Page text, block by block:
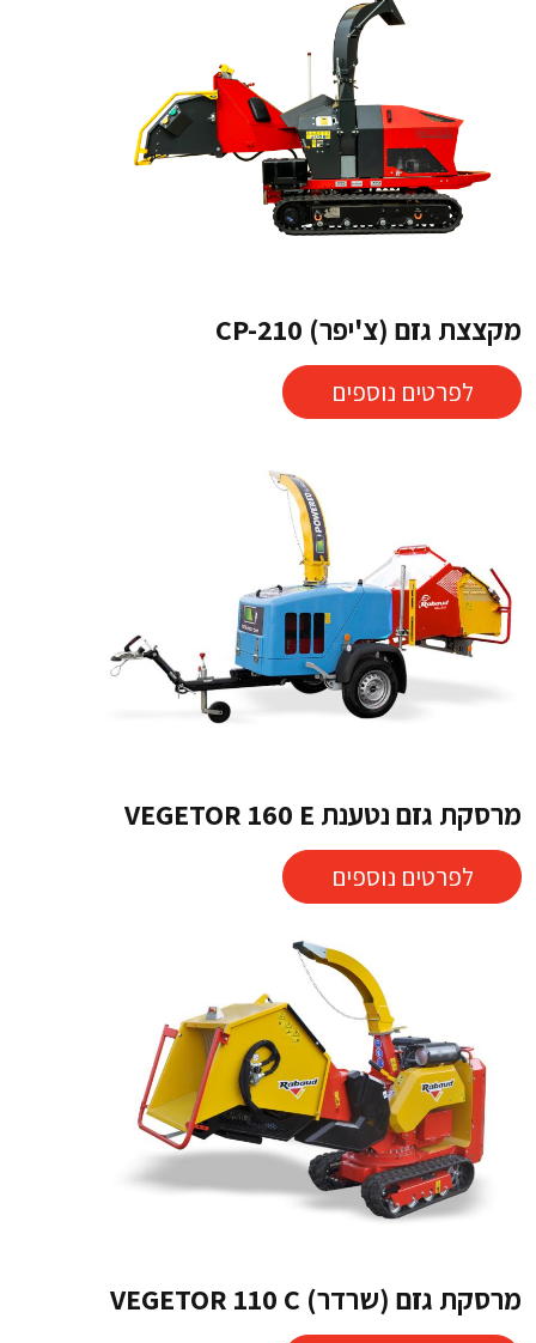
מקצצת גזם (צ'יפר) CP-210
לפרטים נוספים
מרסקת גזם נטענת VEGETOR 160 E
לפרטים נוספים
מרסקת גזם (שרדר) VEGETOR 110 C